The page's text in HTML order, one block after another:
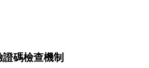
證碼檢查機制